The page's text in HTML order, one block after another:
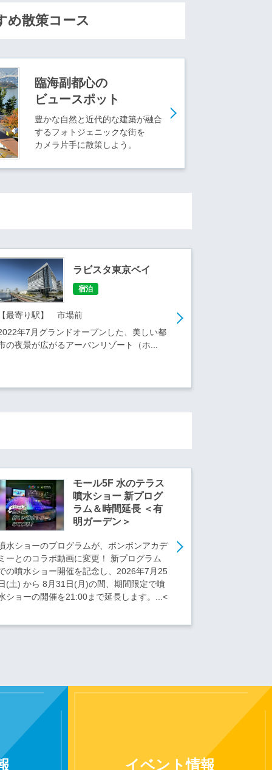
め散策コース
臨海副都心の
ビュースポット
豊かな自然と近代的な建築が融合
するフォトジェニックな街を
カメラ片手に散策しよう。
ラビスタ東京ベイ
宿泊
最寄り駅】 市場前
年7月グランドオープンした、美しい都
の夜景が広がるアーバンリゾート（ホ...
モール5F 水のテラス
噴水ショー 新プログ
ラム＆時間延長 ＜有
明ガーデン＞
水ショーのプログラムが、ボンボンアカデ
ーとのコラボ動画に変更！ 新プログラム
の噴水ショー開催を記念し、2026年7月25
(土) から 8月31日(月)の間、期間限定で噴
ショーの開催を21:00まで延長します。...<
イベント情報